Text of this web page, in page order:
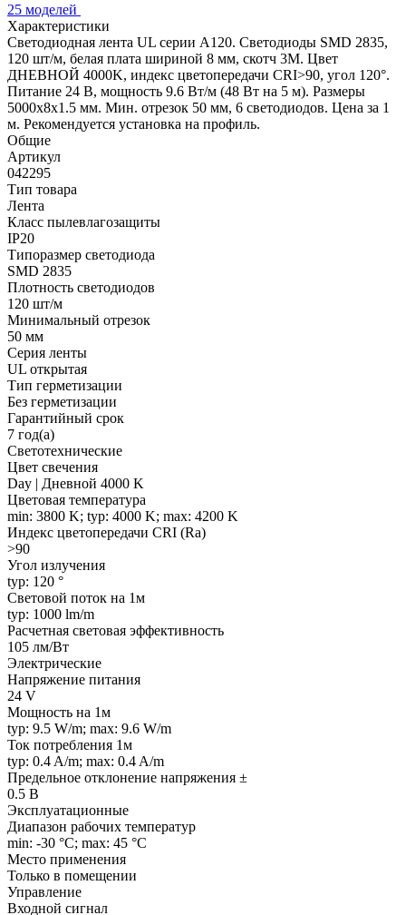
25 моделей
Характеристики
Светодиодная лента UL серии A120. Светодиоды SMD 2835,
120 шт/м, белая плата шириной 8 мм, скотч 3M. Цвет
ДНЕВНОЙ 4000K, индекс цветопередачи CRI>90, угол 120°.
Питание 24 В, мощность 9.6 Вт/м (48 Вт на 5 м). Размеры
5000x8x1.5 мм. Мин. отрезок 50 мм, 6 светодиодов. Цена за 1
м. Рекомендуется установка на профиль.
Общие
Артикул
042295
Тип товара
Лента
Класс пылевлагозащиты
IP20
Типоразмер светодиода
SMD 2835
Плотность светодиодов
120 шт/м
Минимальный отрезок
50 мм
Серия ленты
UL открытая
Тип герметизации
Без герметизации
Гарантийный срок
7 год(а)
Светотехнические
Цвет свечения
Day | Дневной 4000 K
Цветовая температура
min: 3800 K; typ: 4000 K; max: 4200 K
Индекс цветопередачи CRI (Ra)
>90
Угол излучения
typ: 120 °
Световой поток на 1м
typ: 1000 lm/m
Расчетная световая эффективность
105 лм/Вт
Электрические
Напряжение питания
24 V
Мощность на 1м
typ: 9.5 W/m; max: 9.6 W/m
Ток потребления 1м
typ: 0.4 A/m; max: 0.4 A/m
Предельное отклонение напряжения ±
0.5 В
Эксплуатационные
Диапазон рабочих температур
min: -30 °C; max: 45 °C
Место применения
Только в помещении
Управление
Входной сигнал